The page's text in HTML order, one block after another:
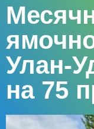
Улан-
на 75